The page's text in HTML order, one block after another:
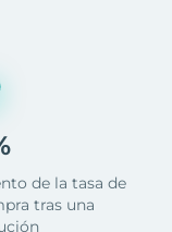
de la tasa de
tras una